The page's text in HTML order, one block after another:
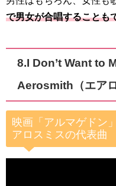
で男女が合唱することも
8.I Don’t Want to
Aerosmith（エアロ
映画「アルマゲドン
アロスミスの代表曲